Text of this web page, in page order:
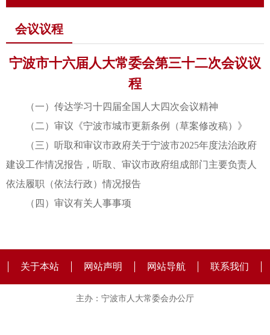
会议议程
宁波市十六届人大常委会第三十二次会议议
程
（一）传达学习十四届全国人大四次会议精神
（二）审议《宁波市城市更新条例（草案修改稿）》
（三）听取和审议市政府关于宁波市2025年度法治政府
建设工作情况报告，听取、审议市政府组成部门主要负责人
依法履职（依法行政）情况报告
（四）审议有关人事事项
关于本站 网站声明 网站导航 联系我们
主办：宁波市人大常委会办公厅